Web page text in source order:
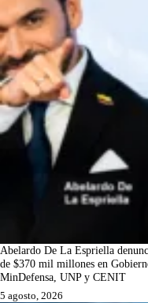
Abelardo De La Espriella
de $370 mil millones en
MinDefensa, UNP y CENIT
5 agosto, 2026